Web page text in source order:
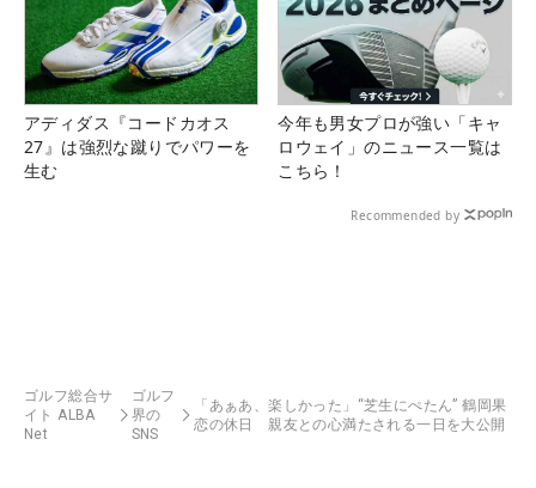
アディダス『コードカオス
27』は強烈な蹴りでパワーを
生む
今年も男女プロが強い「キャ
ロウェイ」のニュース一覧は
こちら！
Recommended by
ゴルフ総合サ
イト ALBA
Net
ゴルフ
界の
SNS
「あぁあ、楽しかった」“芝生にぺたん” 鶴岡果
恋の休日 親友との心満たされる一日を大公開